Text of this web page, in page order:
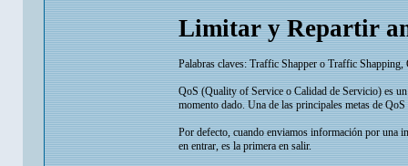
Limitar y Repartir
Palabras claves: Traffic Shapper o Traffic
QoS (Quality of Service o Calidad de Servicio) es
momento dado. Una de las principales metas de
Por defecto, cuando enviamos información por una
en entrar, es la primera en salir.